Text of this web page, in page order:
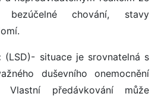
bezúčelné chování, stavy
(LSD)- situace je srovnatelná s
duševního onemocnění
Vlastní předávkování může